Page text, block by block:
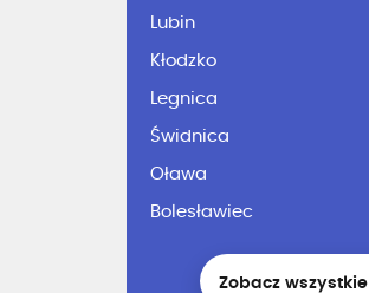
Lubin
Kłodzko
Legnica
Świdnica
Oława
Bolesławiec
Zobacz wszystkie